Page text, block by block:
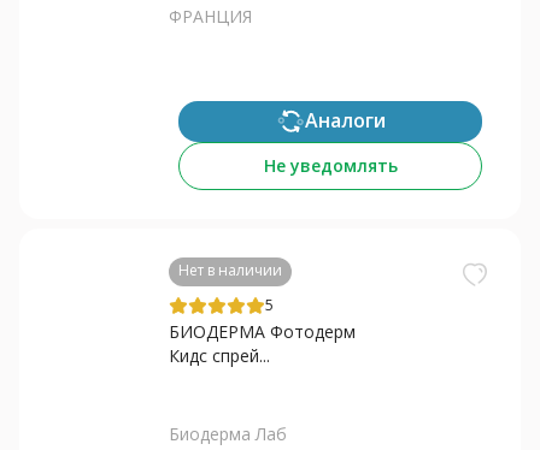
ФРАНЦИЯ
Аналоги
Не уведомлять
Нет в наличии
5
БИОДЕРМА Фотодерм
Кидс спрей...
Биодерма Лаб